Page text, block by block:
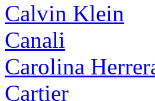
Calvin Klein
Canali
Carolina
Cartier